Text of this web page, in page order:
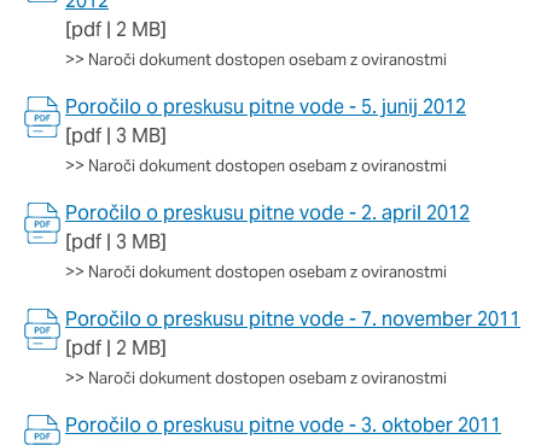
[pdf | 2 MB]
>> Naroči dokument dostopen osebam z oviranostmi
Poročilo o preskusu pitne vode - 5. junij 2012
[pdf | 3 MB]
>> Naroči dokument dostopen osebam z oviranostmi
Poročilo o preskusu pitne vode - 2. april 2012
[pdf | 3 MB]
>> Naroči dokument dostopen osebam z oviranostmi
Poročilo o preskusu pitne vode - 7. november 2011
[pdf | 2 MB]
>> Naroči dokument dostopen osebam z oviranostmi
Poročilo o preskusu pitne vode - 3. oktober 2011